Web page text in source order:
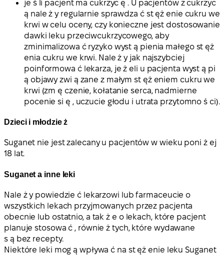
je ś li pacjent ma cukrzyc ę . U pacjentów z cukrzyc
ą nale ż y regularnie sprawdza ć st ęż enie cukru we
krwi w celu oceny, czy konieczne jest dostosowanie
dawki leku przeciwcukrzycowego, aby
zminimalizowa ć ryzyko wyst ą pienia małego st ęż
enia cukru we krwi. Nale ż y jak najszybciej
poinformowa ć lekarza, je ż eli u pacjenta wyst ą pi
ą objawy zwi ą zane z małym st ęż eniem cukru we
krwi (zm ę czenie, kołatanie serca, nadmierne
pocenie si ę , uczucie głodu i utrata przytomno ś ci).
Dzieci i młodzie ż
Suganet nie jest zalecany u pacjentów w wieku poni ż ej
18 lat.
Suganet a inne leki
Nale ż y powiedzie ć lekarzowi lub farmaceucie o
wszystkich lekach przyjmowanych przez pacjenta
obecnie lub ostatnio, a tak ż e o lekach, które pacjent
planuje stosowa ć , równie ż tych, które wydawane
s ą bez recepty.
Niektóre leki mog ą wpływa ć na st ęż enie leku Suganet